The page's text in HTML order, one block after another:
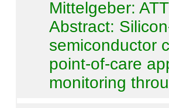
Mittelgeber:
Abstract:
semiconductor
point-of-care
monitoring